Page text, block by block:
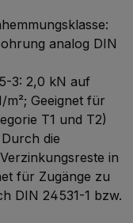
analog DIN
3: 2,0 kN auf
Geeignet für
T1 und T2)
die
in
für Zugänge zu
DIN 24531-1 bzw.